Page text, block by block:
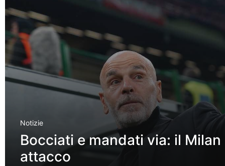
Notizie
Bocciati e mandati via: il
attacco